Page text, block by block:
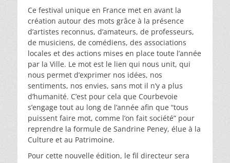
Ce festival unique en France met en avant la
création autour des mots grâce à la présence
d’artistes reconnus, d’amateurs, de professeurs,
de musiciens, de comédiens, des associations
locales et des actions mises en place toute l’année
par la Ville. Le mot est le lien qui nous unit, qui
nous permet d’exprimer nos idées, nos
sentiments, nos envies, sans mot il n’y a plus
d’humanité. C’est pour cela que Courbevoie
s’engage tout au long de l’année afin que “tous
puissent faire mot, comme l’on fait société” pour
reprendre la formule de Sandrine Peney, élue à la
Culture et au Patrimoine.
Pour cette nouvelle édition, le fil directeur sera